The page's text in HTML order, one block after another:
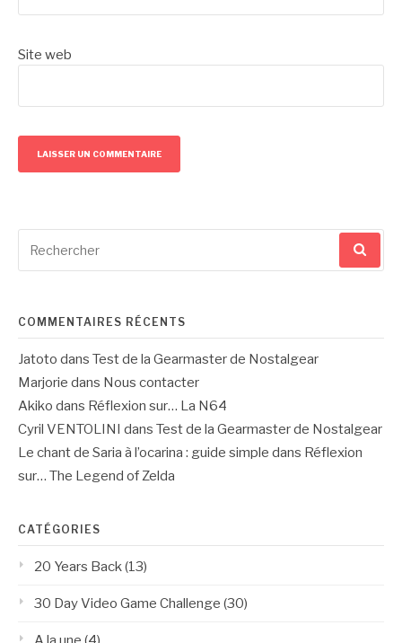
Site web
pour
COMMENTAIRES RÉCENTS
Jatoto dans Test de la Gearmaster de Nostalgear
Marjorie dans Nous contacter
Akiko dans Réflexion sur… La N64
Cyril VENTOLINI dans Test de la Gearmaster de Nostalgear
Le chant de Saria à l’ocarina : guide simple dans Réflexion
sur… The Legend of Zelda
CATÉGORIES
20 Years Back(13)
30 Day Video Game Challenge (30)